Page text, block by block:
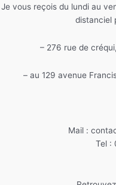
Je vous reçois du lundi au
distanciel
– 276 rue de
– au 129 avenue
Mail :
Tel :